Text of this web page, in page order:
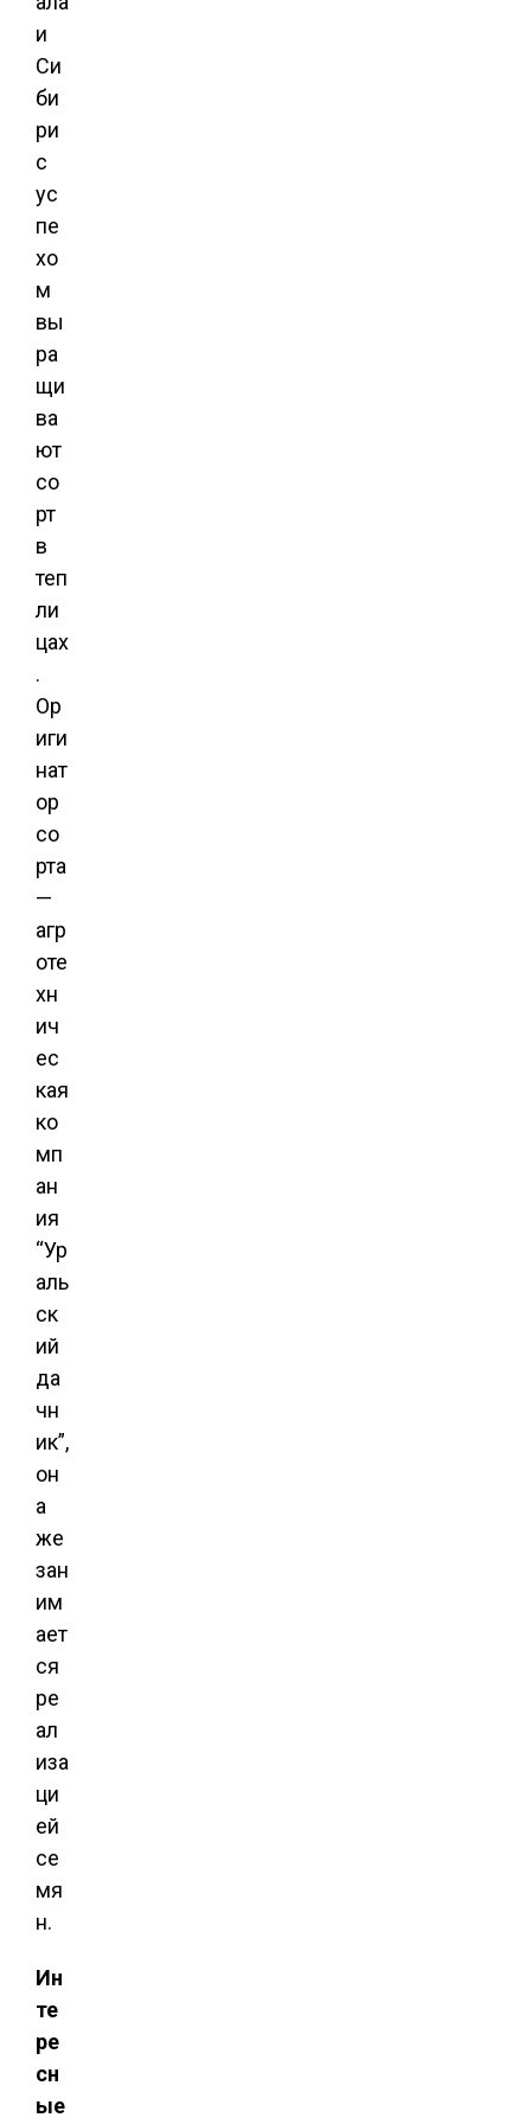
и
Си
би
ри
с
ус
пе
хо
м
вы
ра
щи
ва
ют
со
рт
в
теп
ли
цах
.
Ор
иги
нат
ор
со
рта
—
агр
оте
хн
ич
ес
кая
ко
мп
ан
ия
“Ур
аль
ск
ий
да
чн
ик”,
он
а
же
зан
им
ает
ся
ре
ал
иза
ци
ей
се
мя
н.
Ин
те
ре
сн
ые